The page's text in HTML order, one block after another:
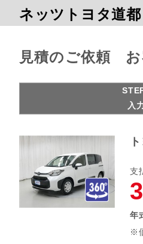
ネッツトヨタ道都
見積のご依頼 お
入
支
年
※